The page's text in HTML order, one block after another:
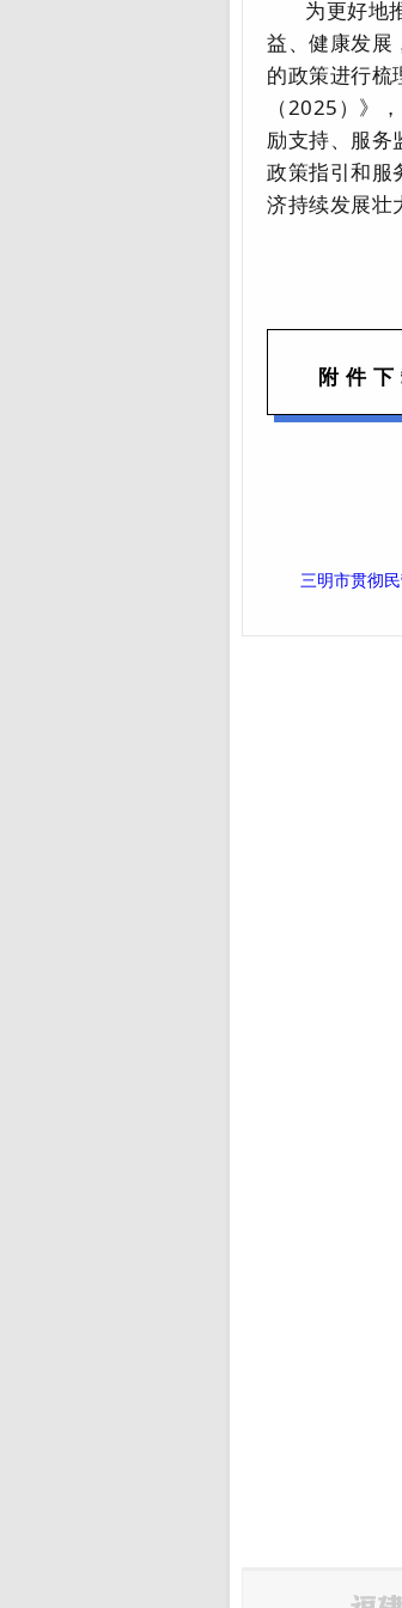
为更好地
益、健康发展
的政策进行梳
（2025）》
励支持、服务
政策指引和服
济持续发展
附件下
三明市贯彻